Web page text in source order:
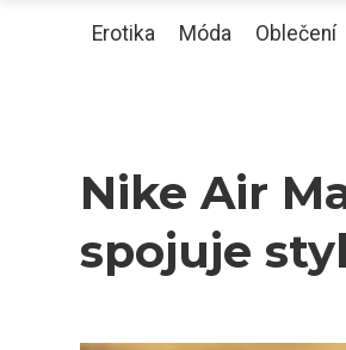
Erotika Móda Oblečení
Nike Air
spojuje